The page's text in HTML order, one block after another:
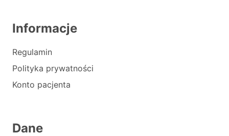
Informacje
Regulamin
Polityka prywatności
Konto pacjenta
Dane